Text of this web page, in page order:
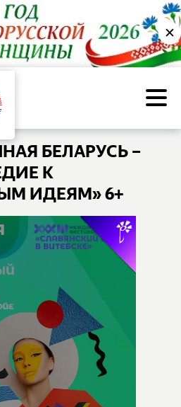
✕
БЕЛАРУСЬ –
К
ИДЕЯМ» 6+